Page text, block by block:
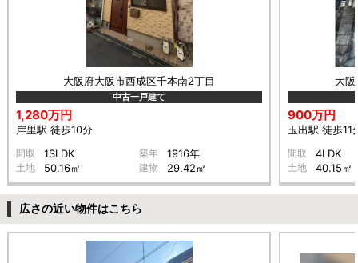
大阪府大阪市西成区千本南2丁目
中古一戸建て
1,280万円
岸里駅 徒歩10分
間取 1SLDK 築年 1916年
土地 50.16㎡ 建物 29.42㎡
大
900万円
玉出駅 徒歩11
間取 4LDK
土地 40.15㎡
広さの近い物件はこちら